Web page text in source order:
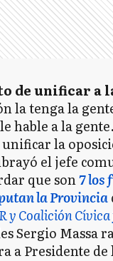
de unificar a
la tenga la
hable a la gente.
la
el jefe
que son7 los
la Provincia
y Coalición
Sergio Massa
a Presidente de